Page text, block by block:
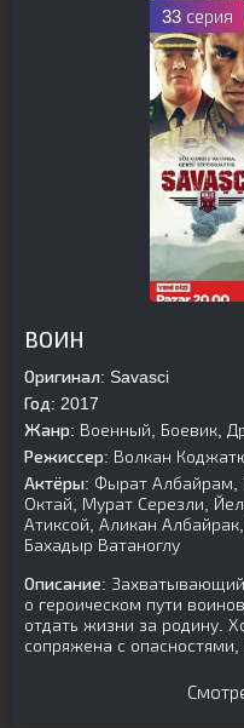
33 серия
ВОИН
Оригинал: Savasci
Год: 2017
Жанр: Военный, Боевик,
Режиссер: Волкан
Актёры: Фырат Албайрам,
Октай, Мурат Серезли,
Атиксой, Аликан
Бахадыр Ватаноглу
Описание: Захватывающий
о героическом пути
отдать жизни за родину.
сопряжена с